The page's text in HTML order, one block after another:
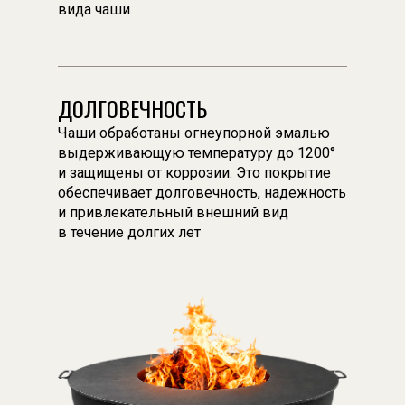
ДОЛГОВЕЧНОСТЬ
Чаши обработаны огнеупорной эмалью
выдерживающую температуру до 1200°
и защищены от коррозии. Это покрытие
обеспечивает долговечность, надежность
и привлекательный внешний вид
в течение долгих лет
вида чаши